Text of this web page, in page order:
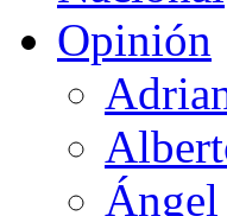
Opinión